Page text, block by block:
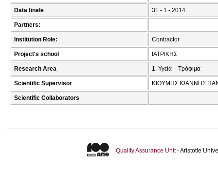
Data finale 31 - 1 - 2014
Partners:
Institution Role: Contractor
Project's school ΙΑΤΡΙΚΗΣ
Research Area 1. Υγεία – Τρόφιμα
Scientific Supervisor ΚΙΟΥΜΗΣ ΙΩΑΝΝΗΣ
Scientific Collaborators
Quality Assurance Unit- Aristotle